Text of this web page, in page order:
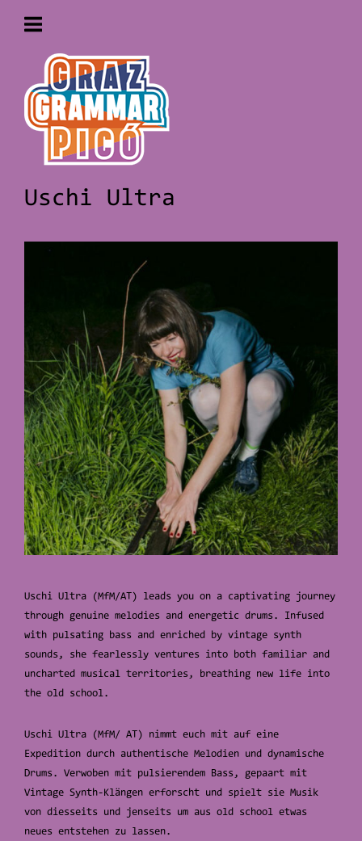
Home
Uschi Ultra
Uschi Ultra (MfM/AT) leads you on a captivating journey
through genuine melodies and energetic drums. Infused
with pulsating bass and enriched by vintage synth
sounds, she fearlessly ventures into both familiar and
uncharted musical territories, breathing new life into
the old school.
Uschi Ultra (MfM/ AT) nimmt euch mit auf eine
Expedition durch authentische Melodien und dynamische
Drums. Verwoben mit pulsierendem Bass, gepaart mit
Vintage Synth-Klängen erforscht und spielt sie Musik
von diesseits und jenseits um aus old school etwas
neues entstehen zu lassen.